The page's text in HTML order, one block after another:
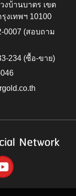
งบ้านบาตร เขต
งเทพฯ 10100
0007 (สอบถาม
234 (ซื้อ-ขาย)
Network